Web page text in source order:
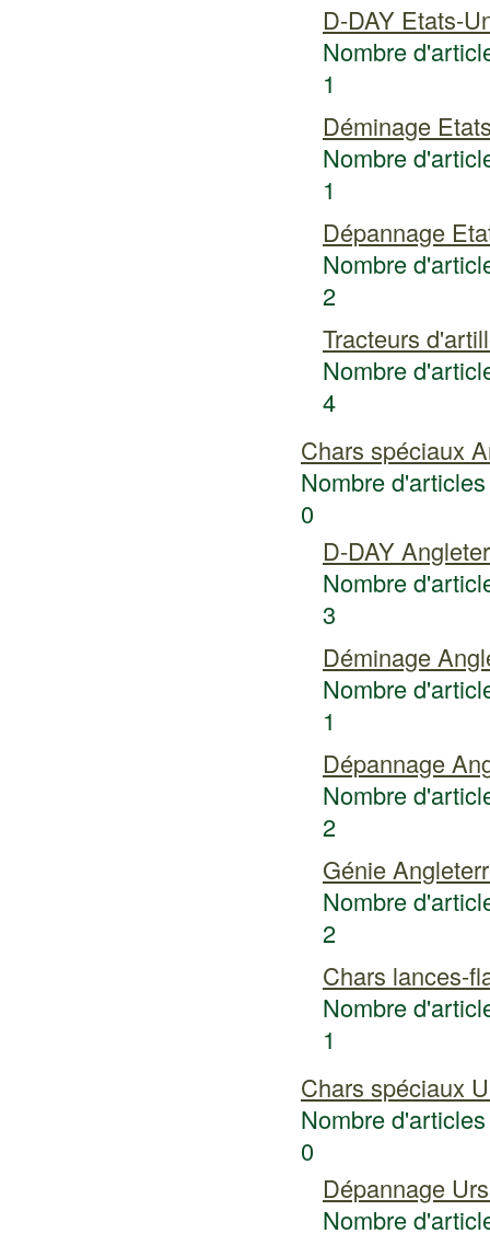
D-DAY Etats-
Nombre
1
Déminage
Nombre
1
Dépannage
Nombre
2
Tracteurs
Nombre
4
Chars spéciaux
Nombre
0
D-DAY
Nombre
3
Déminage
Nombre
1
Dépannage
Nombre
2
Génie
Nombre
2
Chars lances-
Nombre
1
Chars spéciaux
Nombre
0
Dépannage
Nombre